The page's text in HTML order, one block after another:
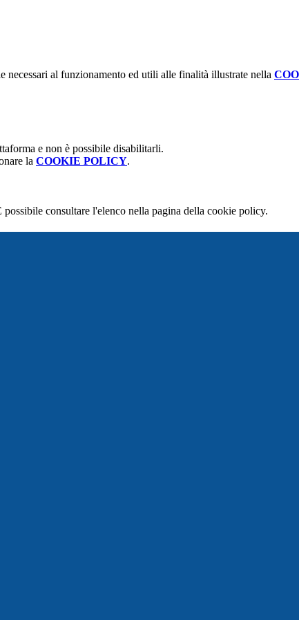
al funzionamento ed utili alle finalità illustrate nella
e non è possibile disabilitarli.
la COOKIE POLICY.
consultare l'elenco nella pagina della cookie policy.